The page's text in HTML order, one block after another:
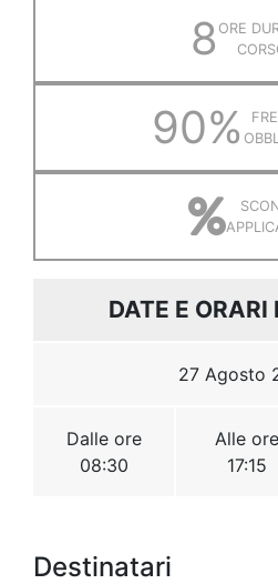
Destinatari